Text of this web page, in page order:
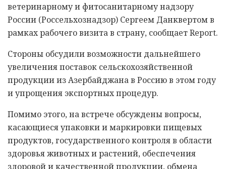
ветеринарному и фитосанитарному надзору
России (Россельхознадзор) Сергеем Данквертом в
рамках рабочего визита в страну, сообщает Report.
Стороны обсудили возможности дальнейшего
увеличения поставок сельскохозяйственной
продукции из Азербайджана в Россию в этом году
и упрощения экспортных процедур.
Помимо этого, на встрече обсуждены вопросы,
касающиеся упаковки и маркировки пищевых
продуктов, государственного контроля в области
здоровья животных и растений, обеспечения
здоровой и качественной продукции, обмена